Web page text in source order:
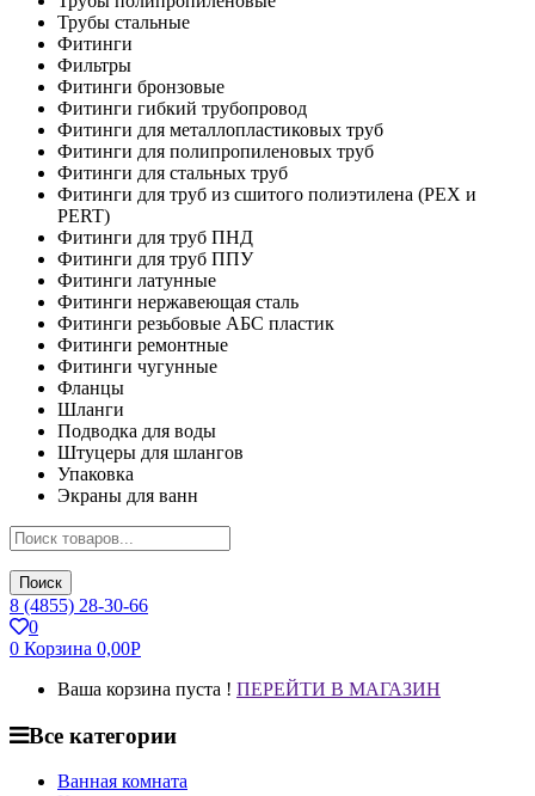
Трубы стальные
Фитинги
Фильтры
Фитинги бронзовые
Фитинги гибкий трубопровод
Фитинги для металлопластиковых труб
Фитинги для полипропиленовых труб
Фитинги для стальных труб
Фитинги для труб из сшитого полиэтилена (PEX и
PERT)
Фитинги для труб ПНД
Фитинги для труб ППУ
Фитинги латунные
Фитинги нержавеющая сталь
Фитинги резьбовые АБС пластик
Фитинги ремонтные
Фитинги чугунные
Фланцы
Шланги
Подводка для воды
Штуцеры для шлангов
Упаковка
Экраны для ванн
Поиск
8 (4855) 28-30-66
0
0 Корзина 0,00Р
Ваша корзина пуста ! ПЕРЕЙТИ В МАГАЗИН
Все категории
Ванная комната